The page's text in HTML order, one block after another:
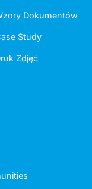
Dokumentów
Study
Zdjęć